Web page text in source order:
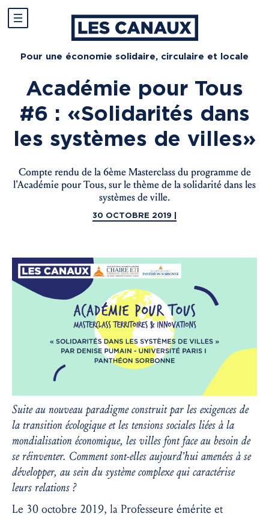
Pour une économie solidaire, circulaire et locale
Académie pour Tous
#6 : « Solidarités dans
les systèmes de villes »
Compte rendu de la 6ème Masterclass du programme de
l'Académie pour Tous, sur le thème de la solidarité dans les
systèmes de ville.
30 OCTOBRE 2019 |
Suite au nouveau paradigme construit par les exigences de
la transition écologique et les tensions sociales liées à la
mondialisation économique, les villes font face au besoin de
se réinventer. Comment sont-elles aujourd’hui amenées à se
développer, au sein du système complexe qui caractérise
leurs relations ?
Le 30 octobre 2019, la Professeure émérite et